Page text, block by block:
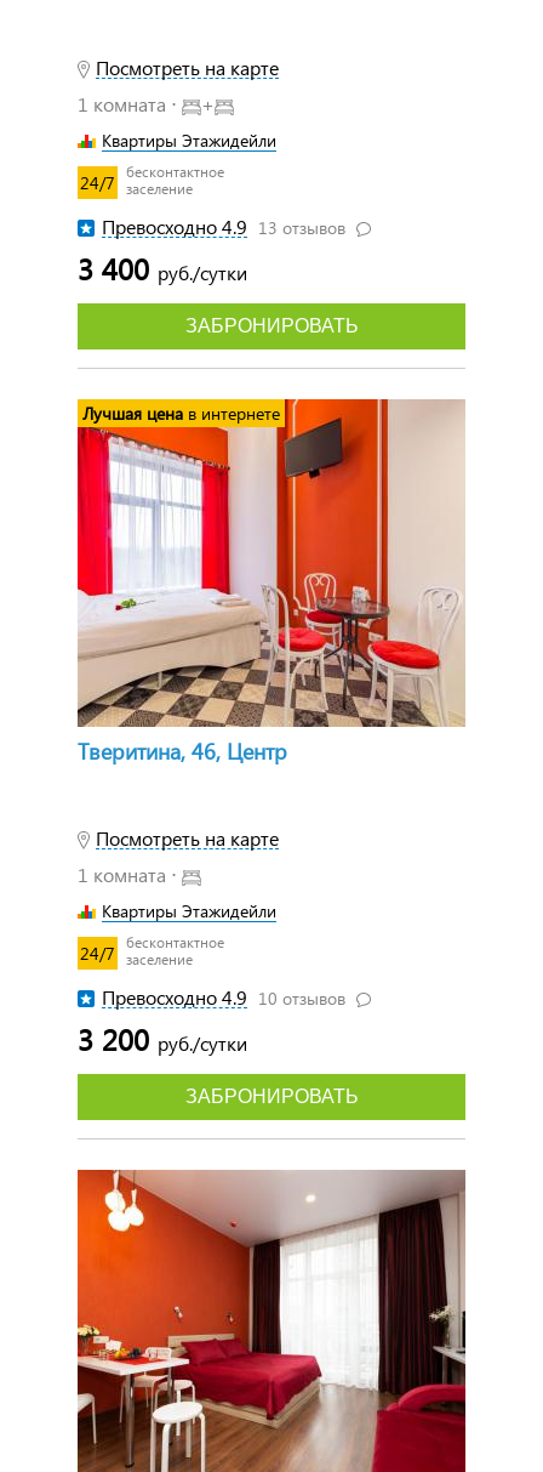
Посмотреть на карте
1 комната ⋅
+
Квартиры Этажидейли
24/7
бесконтактное
заселение
Превосходно 4.9 13 отзывов
3 400 руб./сутки
ЗАБРОНИРОВАТЬ
Тверитина, 46, Центр
Посмотреть на карте
1 комната ⋅
Квартиры Этажидейли
24/7
бесконтактное
заселение
Превосходно 4.9 10 отзывов
3 200 руб./сутки
Лучшая цена в интернете
ЗАБРОНИРОВАТЬ